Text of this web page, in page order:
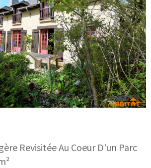
Revisitée Au Coeur D'un Parc